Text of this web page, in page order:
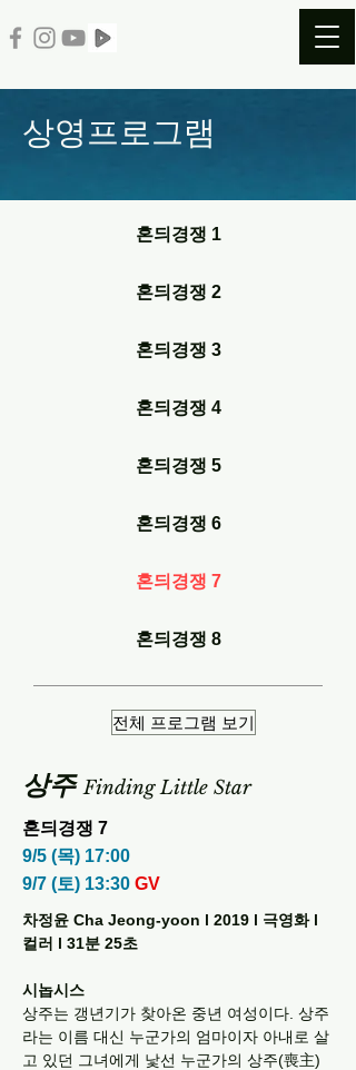
​상영프로그램
혼듸경쟁 1
혼듸경쟁 2
혼듸경쟁 3
혼듸경쟁 4
혼듸경쟁 5
혼듸경쟁 6
혼듸경쟁 7
혼듸경쟁 8
전체 프로그램 보기
상주Finding Little Star
혼듸경쟁 7
9/5 (목) 17:00
9/7 (토) 13:30 GV
차정윤 Cha Jeong-yoon l 2019 l 극영화 l
컬러 l 31분 25초
시놉시스
상주는 갱년기가 찾아온 중년 여성이다. 상주
라는 이름 대신 누군가의 엄마이자 아내로 살
고 있던 그녀에게 낯선 누군가의 상주(喪主)